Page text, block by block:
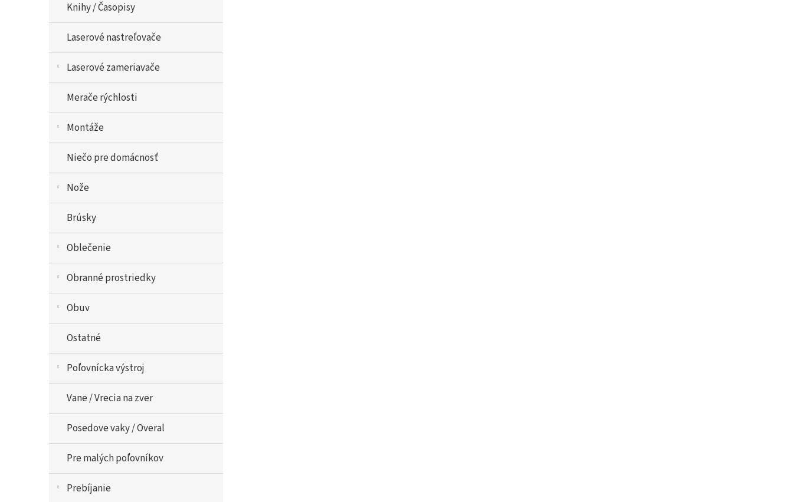
Knihy / Časopisy
Laserové nastreľovače
Laserové zameriavače
Merače rýchlosti
Montáže
Niečo pre domácnosť
Nože
Brúsky
Oblečenie
Obranné prostriedky
Obuv
Ostatné
Poľovnícka výstroj
Vane / Vrecia na zver
Posedove vaky / Overal
Pre malých poľovníkov
Prebíjanie